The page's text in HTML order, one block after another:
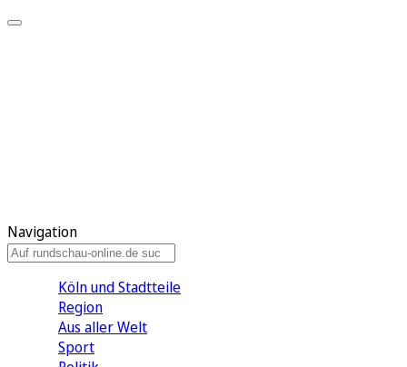
Navigation
Köln und Stadtteile
Region
Aus aller Welt
Sport